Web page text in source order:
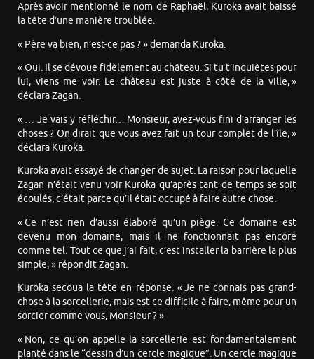
Après avoir mentionné le nom de Raphaël, Kuroka avait baissé
la tête d’une manière troublée.
« Père va bien, n’est-ce pas ? » demanda Kuroka.
« Oui. Il se dévoue fidèlement au château. Si tu t’inquiètes pour
lui, viens me voir. Le château est juste à côté de la ville, »
déclara Zagan.
« … Je vais y réfléchir… Monsieur, avez-vous fini d’arranger les
choses ? On dirait que vous avez fait un tour complet de l’île, »
déclara Kuroka.
Kuroka avait essayé de changer de sujet. La raison pour laquelle
Zagan n’était venu voir Kuroka qu’après tant de temps se soit
écoulés, c’était parce qu’il était occupé à faire autre chose.
« Ce n’est rien d’aussi élaboré qu’un piège. Ce domaine est
devenu mon domaine, mais il ne fonctionnait pas encore
comme tel. Tout ce que j’ai fait, c’est installer la barrière la plus
simple, » répondit Zagan.
Kuroka secoua la tête en réponse. « Je ne connais pas grand-
chose à la sorcellerie, mais est-ce difficile à faire, même pour un
sorcier comme vous, Monsieur ? »
« Non, ce qu’on appelle la sorcellerie est fondamentalement
planté dans le “dessin d’un cercle magique”. Un cercle magique